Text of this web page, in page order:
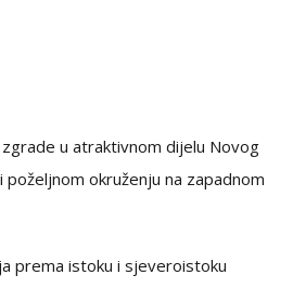
u atraktivnom dijelu Novog
okruženju na zapadnom
prema istoku i sjeveroistoku